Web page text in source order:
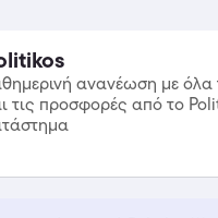
ανανέωση με όλα
τις προσφορές από το